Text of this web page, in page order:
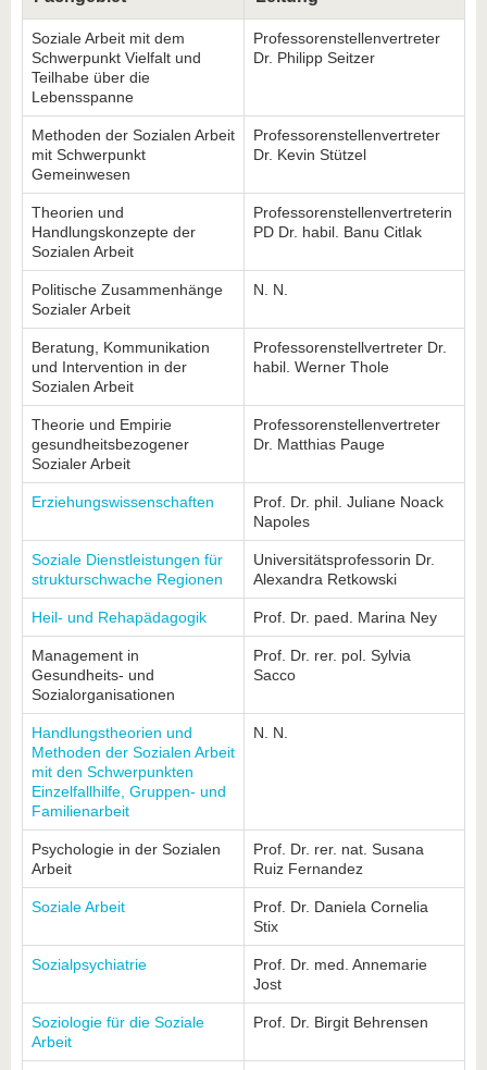
Soziale Arbeit mit dem
Schwerpunkt Vielfalt und
Teilhabe über die
Lebensspanne
Professorenstellenvertreter
Dr. Philipp Seitzer
Methoden der Sozialen Arbeit
mit Schwerpunkt
Gemeinwesen
Professorenstellenvertreter
Dr. Kevin Stützel
Theorien und
Handlungskonzepte der
Sozialen Arbeit
Professorenstellenvertreterin
PD Dr. habil. Banu Citlak
Politische Zusammenhänge
Sozialer Arbeit
N. N.
Beratung, Kommunikation
und Intervention in der
Sozialen Arbeit
Professorenstellvertreter Dr.
habil. Werner Thole
Theorie und Empirie
gesundheitsbezogener
Sozialer Arbeit
Professorenstellenvertreter
Dr. Matthias Pauge
Erziehungswissenschaften
Prof. Dr. phil. Juliane Noack
Napoles
Soziale Dienstleistungen für
strukturschwache Regionen
Universitätsprofessorin Dr.
Alexandra Retkowski
Heil- und Rehapädagogik Prof. Dr. paed. Marina Ney
Management in
Gesundheits- und
Sozialorganisationen
Prof. Dr. rer. pol. Sylvia
Sacco
Handlungstheorien und
Methoden der Sozialen Arbeit
mit den Schwerpunkten
Einzelfallhilfe, Gruppen- und
Familienarbeit
N. N.
Psychologie in der Sozialen
Arbeit
Prof. Dr. rer. nat. Susana
Ruiz Fernandez
Soziale Arbeit
Prof. Dr. Daniela Cornelia
Stix
Sozialpsychiatrie
Prof. Dr. med. Annemarie
Jost
Soziologie für die Soziale
Arbeit
Prof. Dr. Birgit Behrensen